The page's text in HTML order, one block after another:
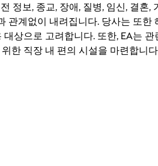
정보, 종교, 장애, 질병, 임신, 결혼,
관계없이 내려집니다. 당사는 또한
상으로 고려합니다. 또한, EA는 관
한 직장 내 편의 시설을 마련합니